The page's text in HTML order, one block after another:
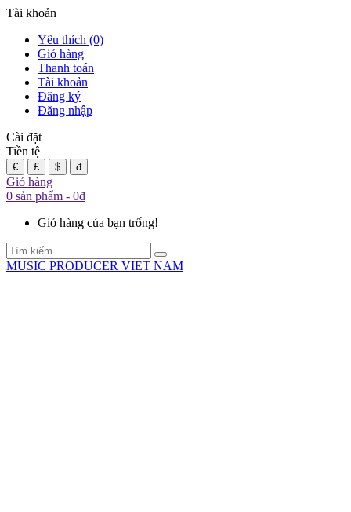
Tài khoản
Yêu thích (0)
Giỏ hàng
Thanh toán
Tài khoản
Đăng ký
Đăng nhập
Cài đặt
Tiền tệ
€ £ $ đ
Giỏ hàng
0 sản phẩm - 0đ
Giỏ hàng của bạn trống!
MUSIC PRODUCER VIET NAM